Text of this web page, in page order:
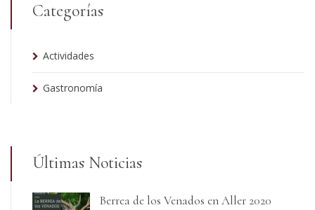
Categorías
Actividades
Gastronomía
Últimas Noticias
Berrea de los Venados en Aller 2020